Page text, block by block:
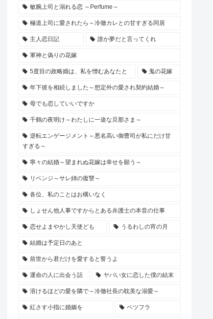
敏腕上司と溺れる恋 ～Perfume～
極道上司に愛されたら～冷徹カレとの甘すぎる同居
主人恋日記 誰か夢だと言ってくれ
軍神と偽りの花嫁
5度目の政略婚は、私を憎むあなたと 鬼の花嫁
年下彼を相続しました～想定外の愛され契約結婚～
母でも恋していいですか
千鶴の夜明け～わたしに一途な旦那さま～
逆転エンゲージメント～悪名高い御曹司が私にだけ甘
すぎる～
寧々の結婚～望まれぬ花嫁は幸せを願う～
リベンジ～サレ姉の復讐～
各位、私のことはお構いなく
しょせん他人事ですからとある弁護士の本音の仕事
恋せよまやかし天使ども うるわしの宵の月
結婚は予定日のあと
前世から君だけを愛すると誓うよ
運命の人に出会う話 ヤバい女に恋した僕の結末
溶けるほどの愛を隣で～冷徹社長の耽美な溺愛～
紅さす小指に婚姻を ベツフラ